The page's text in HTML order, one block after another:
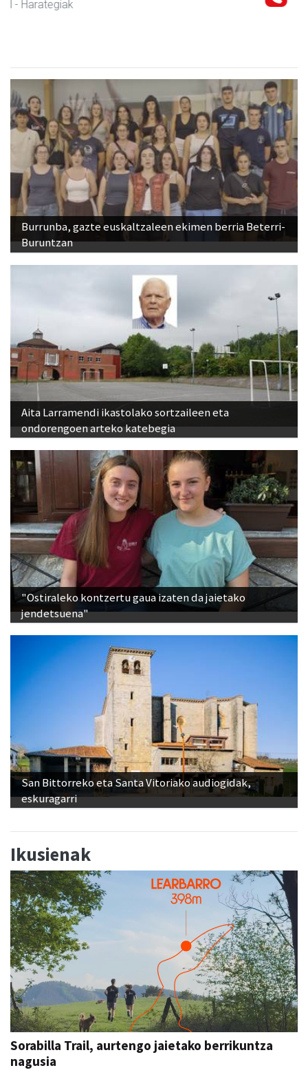
Zizurkil - Arrandegiak
Burrunba, gazte euskaltzaleen ekimen berria Beterri-
Buruntzan
Aita Larramendi ikastolako sortzaileen eta
ondorengoen arteko katebegia
"Ostiraleko kontzertu gaua izaten da jaietako
jendetsuena"
San Bittorreko eta Santa Vitoriako audiogidak,
eskuragarri
Ikusienak
Sorabilla Trail, aurtengo jaietako berrikuntza
nagusia